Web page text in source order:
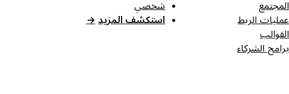
المجتمع
عمليات الربط
القوالب
برامج الشركاء
شخصي
استكشف المزيد →